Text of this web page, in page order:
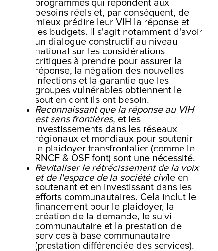
programmes qui répondent aux
besoins réels et, par conséquent, de
mieux prédire leur VIH la réponse et
les budgets. Il s'agit notamment d'avoir
un dialogue constructif au niveau
national sur les considérations
critiques à prendre pour assurer la
réponse, la négation des nouvelles
infections et la garantie que les
groupes vulnérables obtiennent le
soutien dont ils ont besoin.
Reconnaissant que la réponse au VIH
est sans frontières, et les
investissements dans les réseaux
régionaux et mondiaux pour soutenir
le plaidoyer transfrontalier (comme le
RNCF & OSF font) sont une nécessité.
Revitaliser le rétrécissement de la voix
et de l'espace de la société civile en
soutenant et en investissant dans les
efforts communautaires. Cela inclut le
financement pour le plaidoyer, la
création de la demande, le suivi
communautaire et la prestation de
services à base communautaire
(prestation différenciée des services).